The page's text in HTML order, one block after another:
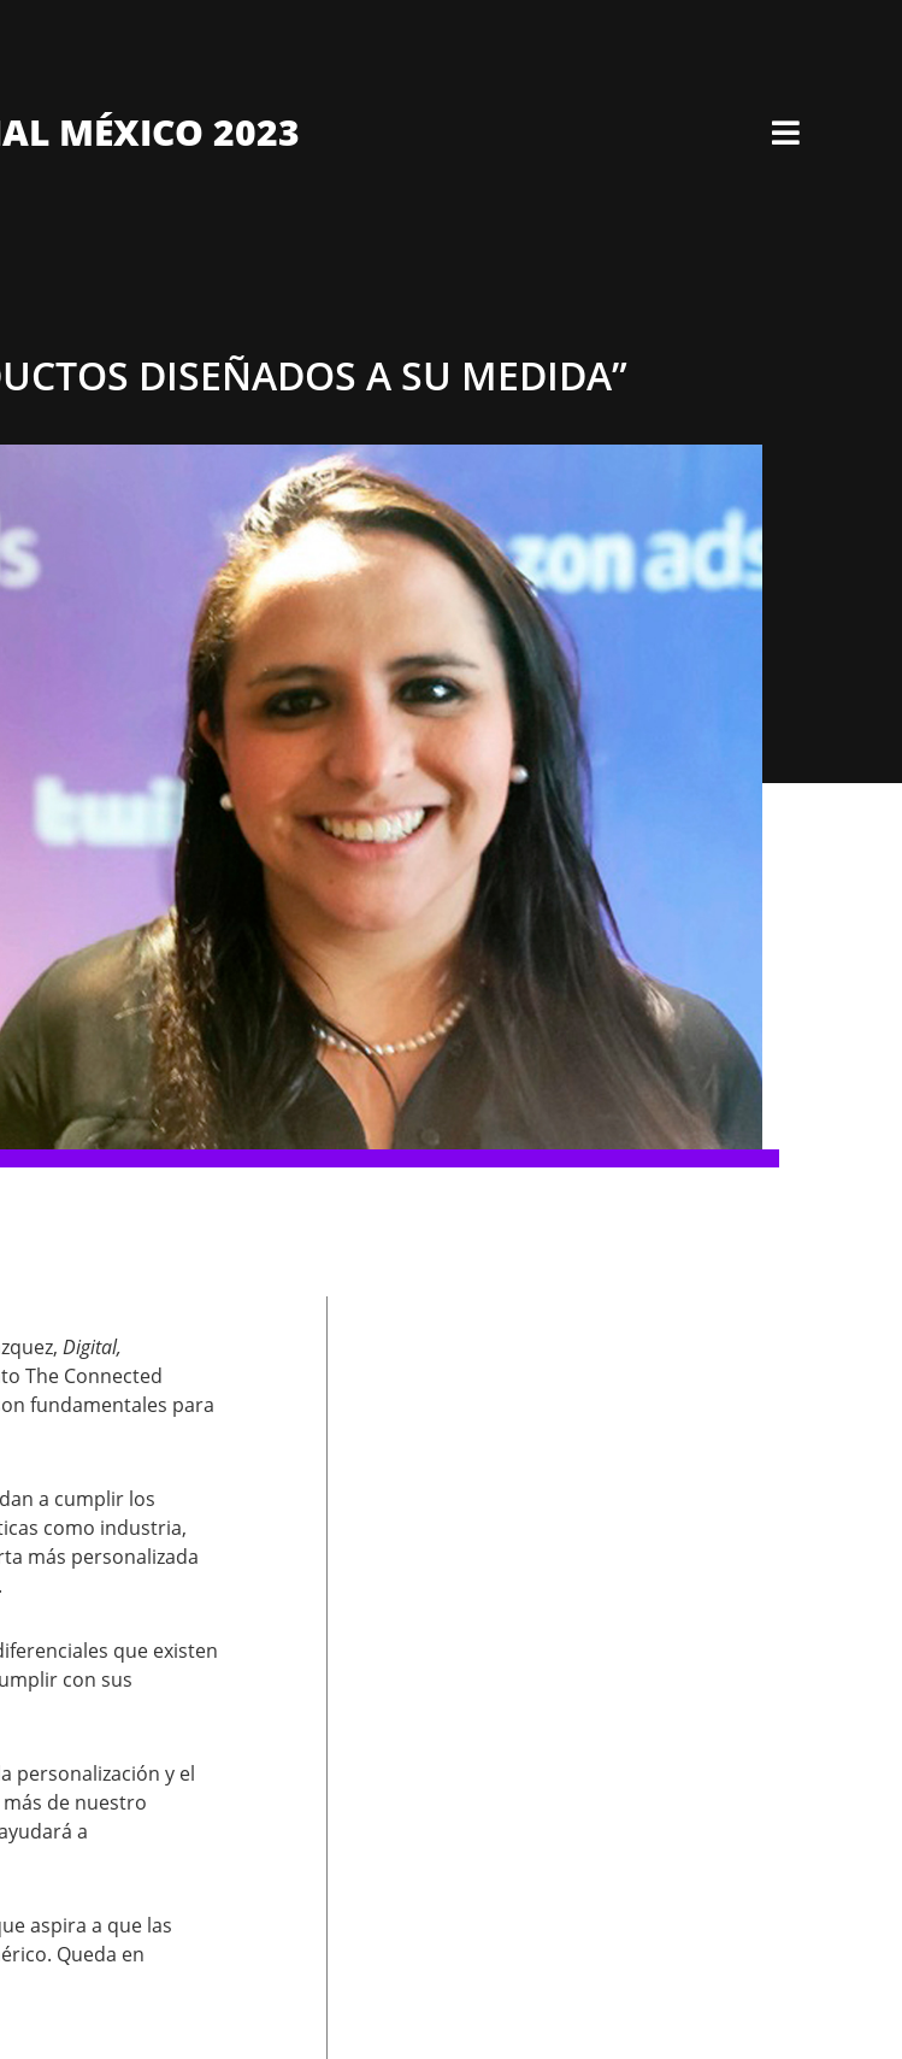
MÉXICO 2023
DISEÑADOS A SU MEDIDA”
Digital,
The Connected
fundamentales para
a cumplir los
como industria,
más personalizada
que existen
con sus
personalización y el
de nuestro
a
aspira a que las
Queda en